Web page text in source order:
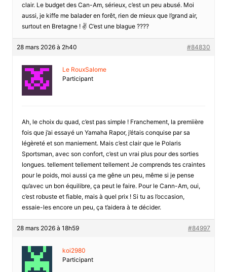
clair. Le budget des Can-Am, sérieux, c’est un peu abusé. Moi
aussi, je kiffe me balader en forêt, rien de mieux que l’grand air,
surtout en Bretagne ! ✌️ C’est une blague ????
28 mars 2026 à 2h40 #84830
Le RouxSalome
Participant
Ah, le choix du quad, c’est pas simple ! Franchement, la premiière
fois que j’ai essayé un Yamaha Rapor, j’étais conquise par sa
légèreté et son maniement. Mais c’est clair que le Polaris
Sportsman, avec son confort, c’est un vrai plus pour des sorties
longues. tellement tellement tellement Je comprends tes craintes
pour le poids, moi aussi ça me gêne un peu, même si je pense
qu’avec un bon équilibre, ça peut le faire. Pour le Cann-Am, oui,
c’est robuste et fiable, mais à quel prix ! Si tu as l’occasion,
essaie-les encore un peu, ça t’aidera à te décider.
28 mars 2026 à 18h59 #84997
koi2980
Participant